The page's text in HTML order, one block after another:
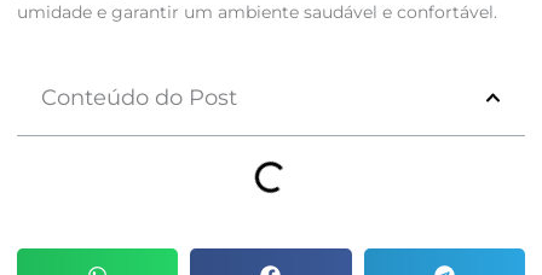
umidade e garantir um ambiente saudável e confortável.
Conteúdo do Post